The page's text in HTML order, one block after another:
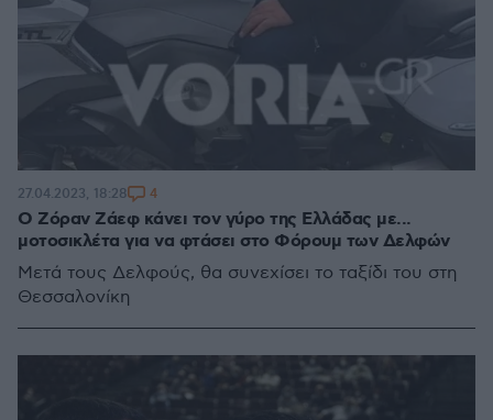
Ο Ζόραν Ζάεφ κάνει τον γύρο της Ελλάδας με...
μοτοσικλέτα για να φτάσει στο Φόρουμ των Δελφών
Μετά τους Δελφούς, θα συνεχίσει το ταξίδι του στη
Θεσσαλονίκη
27.04.2023, 18:28 4